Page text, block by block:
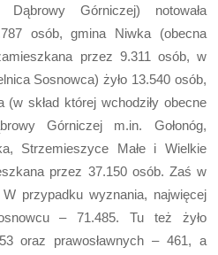
Górniczej) notowała
osób, gmina Niwka (obecna
przez 9.311 osób, w
Sosnowca) żyło 13.540 osób,
skład której wchodziły obecne
Górniczej m.in. Gołonóg,
Strzemieszyce Małe i Wielkie
przez 37.150 osób. Zaś w
przypadku wyznania, najwięcej
– 71.485. Tu też żyło
oraz prawosławnych – 461, a